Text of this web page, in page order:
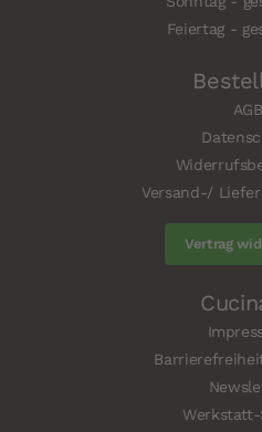
Feiertag -
AGB
Versand-/
Vertrag
Werkstatt-